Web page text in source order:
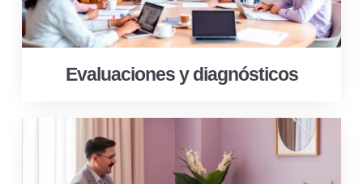
Evaluaciones y diagnósticos